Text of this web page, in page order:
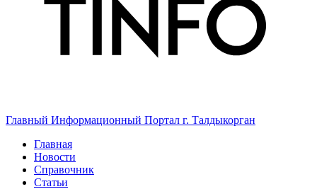
Главный Информационный Портал г. Талдыкорган
Главная
Новости
Справочник
Статьи